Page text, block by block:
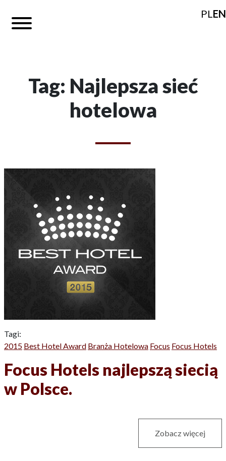
PLEN
Tag: Najlepsza sieć
hotelowa
Tagi:
2015 Best Hotel Award Branża Hotelowa Focus Focus Hotels
Focus Hotels najlepszą siecią
w Polsce.
Zobacz więcej